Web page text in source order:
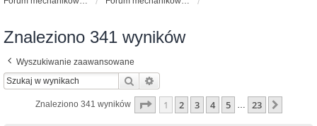
Znaleziono 341 wyników
Wyszukiwanie zaawansowane
Szukaj
Znaleziono 341 wyników Strona1 z23
1 2 3 4 5 … 23